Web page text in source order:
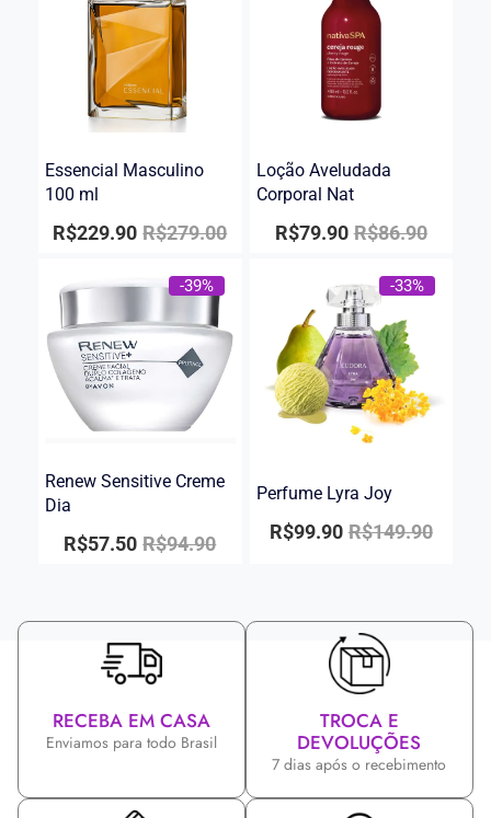
Essencial Masculino
100 ml
R$279.00
R$229.90
Loção Aveludada
Corporal Nat
R$86.90
R$79.90
-39%
Renew Sensitive Creme
Dia
R$94.90
R$57.50
-33%
Perfume Lyra Joy
R$149.90
R$99.90
RECEBA EM CASA
Enviamos para todo Brasil
TROCA E
DEVOLUÇÕES
7 dias após o recebimento